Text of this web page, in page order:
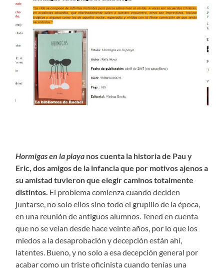
Hormigas en la playa nos cuenta la historia de Pau y
Eric, dos amigos de la infancia que por motivos ajenos a
su amistad tuvieron que elegir caminos totalmente
distintos. El problema comienza cuando deciden
juntarse, no solo ellos sino todo el grupillo de la época,
en una reunión de antiguos alumnos. Tened en cuenta
que no se veían desde hace veinte años, por lo que los
miedos a la desaprobación y decepción están ahí,
latentes. Bueno, y no solo a esa decepción general por
acabar como un triste oficinista cuando tenías una